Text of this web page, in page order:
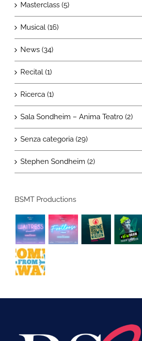
Masterclass (5)
Musical (16)
News (34)
Recital (1)
Ricerca (1)
Sala Sondheim – Anima Teatro (2)
Senza categoria (29)
Stephen Sondheim (2)
BSMT Productions